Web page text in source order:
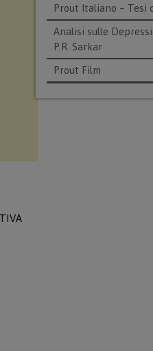
Prout Italiano – Tesi
Analisi sulle
P.R. Sarkar
Prout Film